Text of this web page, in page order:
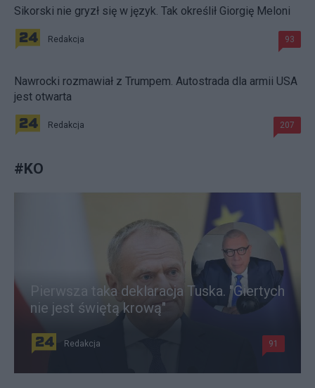
Sikorski nie gryzł się w język. Tak określił Giorgię Meloni
Redakcja 93
Nawrocki rozmawiał z Trumpem. Autostrada dla armii USA
jest otwarta
Redakcja 207
#KO
Pierwsza taka deklaracja Tuska. "Giertych
nie jest świętą krową"
Redakcja 91